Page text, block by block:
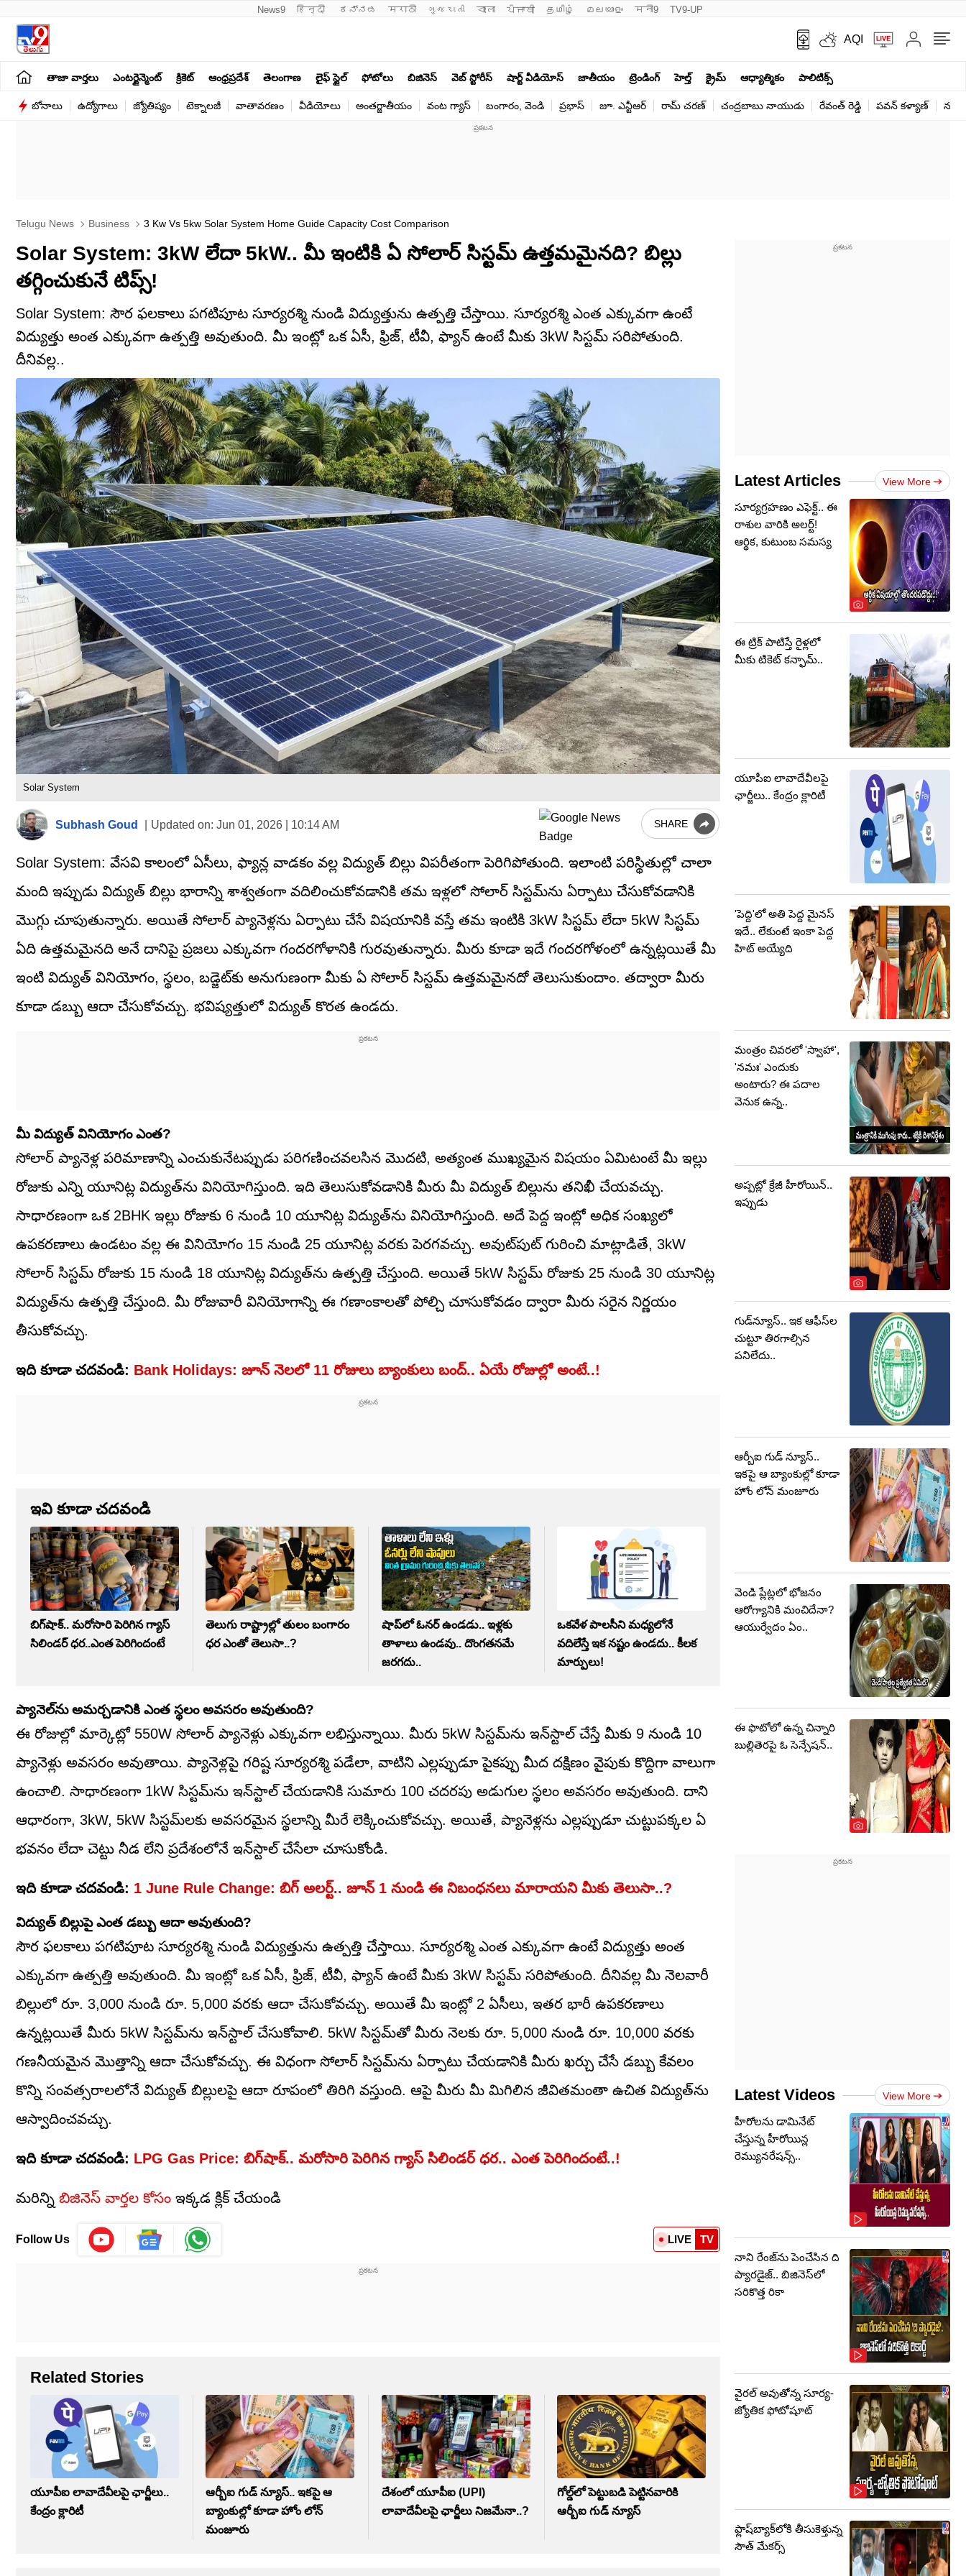
News9 हिन्दी ಕನ್ನಡ मराठी ગુજરાતી বাংলা ਪੰਜਾਬੀ தமிழ் മലയാളം मनी9 TV9-UP
AQI
తాజా వార్తలు ఎంటర్టైన్మెంట్ క్రికెట్ ఆంధ్రప్రదేశ్ తెలంగాణ లైఫ్ స్టైల్ ఫోటోలు బిజినెస్ వెబ్ స్టోరీస్ షార్ట్ వీడియోస్ జాతీయం ట్రెండింగ్ హెల్త్‌ క్రైమ్ ఆధ్యాత్మికం పాలిటిక్స్‌
బోనాలు ఉద్యోగాలు జ్యోతిష్యం టెక్నాలజీ వాతావరణం వీడియోలు అంతర్జాతీయం వంట గ్యాస్ బంగారం, వెండి ప్రభాస్ జూ. ఎన్టీఆర్ రామ్ చ‌ర‌ణ్‌ చంద్రబాబు నాయుడు రేవంత్ రెడ్డి పవన్ కళ్యాణ్
Telugu News Business 3 Kw Vs 5kw Solar System Home Guide Capacity Cost Comparison
Solar System: 3kW లేదా 5kW.. మీ ఇంటికి ఏ సోలార్ సిస్టమ్ ఉత్తమమైనది? బిల్లు
తగ్గించుకునే టిప్స్‌!
Solar System: సౌర ఫలకాలు పగటిపూట సూర్యరశ్మి నుండి విద్యుత్తును ఉత్పత్తి చేస్తాయి. సూర్యరశ్మి ఎంత ఎక్కువగా ఉంటే
విద్యుత్తు అంత ఎక్కువగా ఉత్పత్తి అవుతుంది. మీ ఇంట్లో ఒక ఏసీ, ఫ్రిజ్, టీవీ, ఫ్యాన్ ఉంటే మీకు 3kW సిస్టమ్ సరిపోతుంది.
దీనివల్ల..
Solar System
Subhash Goud Updated on: Jun 01, 2026 | 10:14 AM SHARE
Solar System: వేసవి కాలంలో ఏసీలు, ఫ్యాన్ల వాడకం వల్ల విద్యుత్ బిల్లు విపరీతంగా పెరిగిపోతుంది. ఇలాంటి పరిస్థితుల్లో చాలా
మంది ఇప్పుడు విద్యుత్ బిల్లు భారాన్ని శాశ్వతంగా వదిలించుకోవడానికి తమ ఇళ్లలో సోలార్ సిస్టమ్‌ను ఏర్పాటు చేసుకోవడానికి
మొగ్గు చూపుతున్నారు. అయితే సోలార్ ప్యానెళ్లను ఏర్పాటు చేసే విషయానికి వస్తే తమ ఇంటికి 3kW సిస్టమ్ లేదా 5kW సిస్టమ్
ఏది ఉత్తమమైనది అనే దానిపై ప్రజలు ఎక్కువగా గందరగోళానికి గురవుతున్నారు. మీరు కూడా ఇదే గందరగోళంలో ఉన్నట్లయితే మీ
ఇంటి విద్యుత్ వినియోగం, స్థలం, బడ్జెట్‌కు అనుగుణంగా మీకు ఏ సోలార్ సిస్టమ్ ఉత్తమమైనదో తెలుసుకుందాం. తద్వారా మీరు
కూడా డబ్బు ఆదా చేసుకోవచ్చు. భవిష్యత్తులో విద్యుత్ కొరత ఉండదు.
మీ విద్యుత్ వినియోగం ఎంత?
సోలార్ ప్యానెళ్ల పరిమాణాన్ని ఎంచుకునేటప్పుడు పరిగణించవలసిన మొదటి, అత్యంత ముఖ్యమైన విషయం ఏమిటంటే మీ ఇల్లు
రోజుకు ఎన్ని యూనిట్ల విద్యుత్‌ను వినియోగిస్తుంది. ఇది తెలుసుకోవడానికి మీరు మీ విద్యుత్ బిల్లును తనిఖీ చేయవచ్చు.
సాధారణంగా ఒక 2BHK ఇల్లు రోజుకు 6 నుండి 10 యూనిట్ల విద్యుత్‌ను వినియోగిస్తుంది. అదే పెద్ద ఇంట్లో అధిక సంఖ్యలో
ఉపకరణాలు ఉండటం వల్ల ఈ వినియోగం 15 నుండి 25 యూనిట్ల వరకు పెరగవచ్చు. అవుట్‌పుట్ గురించి మాట్లాడితే, 3kW
సోలార్ సిస్టమ్ రోజుకు 15 నుండి 18 యూనిట్ల విద్యుత్‌ను ఉత్పత్తి చేస్తుంది. అయితే 5kW సిస్టమ్ రోజుకు 25 నుండి 30 యూనిట్ల
విద్యుత్‌ను ఉత్పత్తి చేస్తుంది. మీ రోజువారీ వినియోగాన్ని ఈ గణాంకాలతో పోల్చి చూసుకోవడం ద్వారా మీరు సరైన నిర్ణయం
తీసుకోవచ్చు.
ఇది కూడా చదవండి: Bank Holidays: జూన్‌ నెలలో 11 రోజులు బ్యాంకులు బంద్‌.. ఏయే రోజుల్లో అంటే..!
ఇవి కూడా చదవండి
బిగ్‌షాక్‌.. మరోసారి పెరిగిన గ్యాస్‌
సిలిండర్ ధర..ఎంత పెరిగిందంటే
తెలుగు రాష్ట్రాల్లో తులం బంగారం
ధర ఎంతో తెలుసా..?
షాప్‌లో ఓనర్ ఉండడు.. ఇళ్లకు
తాళాలు ఉండవు.. దొంగతనమే
జరగదు..
ఒకవేళ పాలసీని మధ్యలోనే
వదిలేస్తే ఇక నష్టం ఉండదు.. కీలక
మార్పులు!
ప్యానెల్‌ను అమర్చడానికి ఎంత స్థలం అవసరం అవుతుంది?
ఈ రోజుల్లో మార్కెట్లో 550W సోలార్ ప్యానెళ్లు ఎక్కువగా లభిస్తున్నాయి. మీరు 5kW సిస్టమ్‌ను ఇన్‌స్టాల్ చేస్తే మీకు 9 నుండి 10
ప్యానెళ్లు అవసరం అవుతాయి. ప్యానెళ్లపై గరిష్ట సూర్యరశ్మి పడేలా, వాటిని ఎల్లప్పుడూ పైకప్పు మీద దక్షిణం వైపుకు కొద్దిగా వాలుగా
ఉంచాలి. సాధారణంగా 1kW సిస్టమ్‌ను ఇన్‌స్టాల్ చేయడానికి సుమారు 100 చదరపు అడుగుల స్థలం అవసరం అవుతుంది. దాని
ఆధారంగా, 3kW, 5kW సిస్టమ్‌లకు అవసరమైన స్థలాన్ని మీరే లెక్కించుకోవచ్చు. అయితే, ప్యానెళ్లను ఎల్లప్పుడూ చుట్టుపక్కల ఏ
భవనం లేదా చెట్టు నీడ లేని ప్రదేశంలోనే ఇన్‌స్టాల్ చేసేలా చూసుకోండి.
ఇది కూడా చదవండి: 1 June Rule Change: బిగ్‌ అలర్ట్‌.. జూన్ 1 నుండి ఈ నిబంధనలు మారాయని మీకు తెలుసా..?
విద్యుత్ బిల్లుపై ఎంత డబ్బు ఆదా అవుతుంది?
సౌర ఫలకాలు పగటిపూట సూర్యరశ్మి నుండి విద్యుత్తును ఉత్పత్తి చేస్తాయి. సూర్యరశ్మి ఎంత ఎక్కువగా ఉంటే విద్యుత్తు అంత
ఎక్కువగా ఉత్పత్తి అవుతుంది. మీ ఇంట్లో ఒక ఏసీ, ఫ్రిజ్, టీవీ, ఫ్యాన్ ఉంటే మీకు 3kW సిస్టమ్ సరిపోతుంది. దీనివల్ల మీ నెలవారీ
బిల్లులో రూ. 3,000 నుండి రూ. 5,000 వరకు ఆదా చేసుకోవచ్చు. అయితే మీ ఇంట్లో 2 ఏసీలు, ఇతర భారీ ఉపకరణాలు
ఉన్నట్లయితే మీరు 5kW సిస్టమ్‌ను ఇన్‌స్టాల్ చేసుకోవాలి. 5kW సిస్టమ్‌తో మీరు నెలకు రూ. 5,000 నుండి రూ. 10,000 వరకు
గణనీయమైన మొత్తాన్ని ఆదా చేసుకోవచ్చు. ఈ విధంగా సోలార్ సిస్టమ్‌ను ఏర్పాటు చేయడానికి మీరు ఖర్చు చేసే డబ్బు కేవలం
కొన్ని సంవత్సరాలలోనే విద్యుత్ బిల్లులపై ఆదా రూపంలో తిరిగి వస్తుంది. ఆపై మీరు మీ మిగిలిన జీవితమంతా ఉచిత విద్యుత్‌ను
ఆస్వాదించవచ్చు.
ఇది కూడా చదవండి: LPG Gas Price: బిగ్‌షాక్‌.. మరోసారి పెరిగిన గ్యాస్‌ సిలిండర్ ధర.. ఎంత పెరిగిందంటే..!
మరిన్ని బిజినెస్ వార్తల కోసం ఇక్కడ క్లిక్ చేయండి
Follow Us LIVE TV
Related Stories
యూపీఐ లావాదేవీలపై ఛార్జీలు..
కేంద్రం క్లారిటీ
ఆర్బీఐ గుడ్ న్యూస్.. ఇకపై ఆ
బ్యాంకుల్లో కూడా హోం లోన్
మంజూరు
దేశంలో యూపీఐ (UPI)
లావాదేవీలపై ఛార్జీలు నిజమేనా..?
గోల్డ్‌లో పెట్టుబడి పెట్టినవారికి
ఆర్బీఐ గుడ్ న్యూస్
Latest Articles View More
సూర్యగ్రహణం ఎఫెక్ట్.. ఈ
రాశుల వారికి అలర్ట్!
ఆర్థిక, కుటుంబ సమస్య
ఈ ట్రిక్ పాటిస్తే రైళ్లలో
మీకు టికెట్ కన్ఫామ్..
యూపీఐ లావాదేవీలపై
ఛార్జీలు.. కేంద్రం క్లారిటీ
'పెద్ది'లో అతి పెద్ద మైనస్
ఇదే.. లేకుంటే ఇంకా పెద్ద
హిట్ అయ్యేది
మంత్రం చివరలో 'స్వాహా',
'నమః' ఎందుకు
అంటారు? ఈ పదాల
వెనుక ఉన్న..
అప్పట్లో క్రేజీ హీరోయిన్..
ఇప్పుడు
గుడ్‌న్యూస్.. ఇక ఆఫీస్‌ల
చుట్టూ తిరగాల్సిన
పనిలేదు..
ఆర్బీఐ గుడ్ న్యూస్..
ఇకపై ఆ బ్యాంకుల్లో కూడా
హోం లోన్ మంజూరు
వెండి ప్లేట్లలో భోజనం
ఆరోగ్యానికి మంచిదేనా?
ఆయుర్వేదం ఏం..
ఈ ఫొటోలో ఉన్న చిన్నారి
బుల్లితెరపై ఓ సెన్సేషన్..
Latest Videos View More
హీరోలను డామినేట్
చేస్తున్న హీరోయిన్ల
రెమ్యునరేషన్స్..
నాని రేంజ్‌ను పెంచేసిన ది
ప్యారడైజ్.. బిజినెస్‌లో
సరికొత్త రికా
వైరల్ అవుతోన్న సూర్య-
జ్యోతిక ఫోటోషూట్
ఫ్లాష్‌బ్యాక్‌లోకి తీసుకెళ్తున్న
సౌత్‌ మేకర్స్‌